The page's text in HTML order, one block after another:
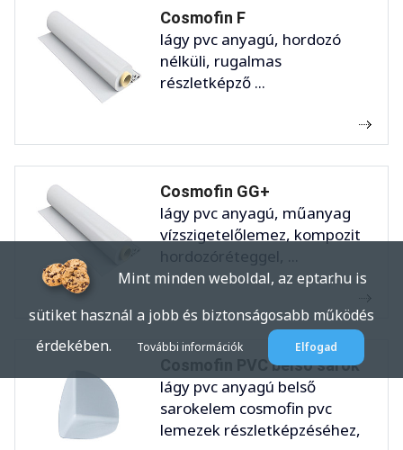
Cosmofin F
lágy pvc anyagú, hordozó
nélküli, rugalmas
részletképző ...
Cosmofin GG+
lágy pvc anyagú, műanyag
vízszigetelőlemez, kompozit
hordozóréteggel, ...
Cosmofin PVC belső sarok
lágy pvc anyagú belső
sarokelem cosmofin pvc
lemezek részletképzéséhez,
Mint minden weboldal, az eptar.hu is
sütiket használ a jobb és biztonságosabb működés
érdekében.
További információk Elfogad